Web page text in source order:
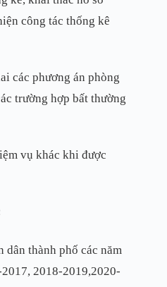
công tác thống kê
các phương án phòng
trường hợp bất thường
vụ khác khi được
dân thành phố các năm
2018-2019,2020-